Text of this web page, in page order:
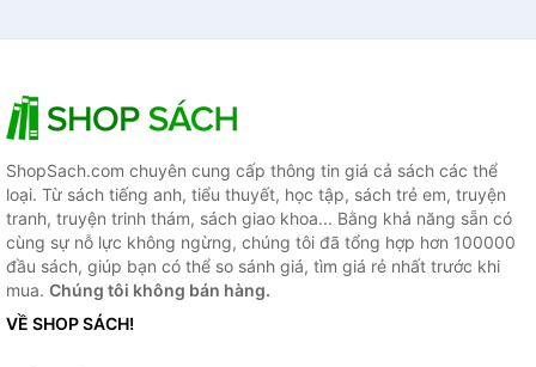
ShopSach.com chuyên cung cấp thông tin giá cả sách các thể
loại. Từ sách tiếng anh, tiểu thuyết, học tập, sách trẻ em, truyện
tranh, truyện trinh thám, sách giao khoa... Bằng khả năng sẵn có
cùng sự nỗ lực không ngừng, chúng tôi đã tổng hợp hơn 100000
đầu sách, giúp bạn có thể so sánh giá, tìm giá rẻ nhất trước khi
mua. Chúng tôi không bán hàng.
VỀ SHOP SÁCH!